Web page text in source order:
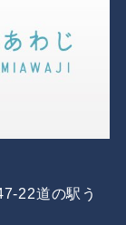
22道の駅う